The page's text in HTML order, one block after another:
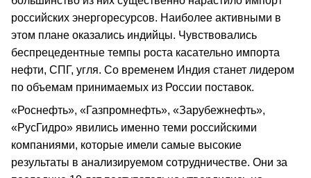
российских энергоресурсов. Наиболее активными в
этом плане оказались индийцы. Чувствовались
беспрецедентные темпы роста касательно импорта
нефти, СПГ, угля. Со временем Индия станет лидером
по объемам принимаемых из России поставок.
«Роснефть», «Газпромнефть», «Зарубежнефть»,
«РусГидро» явились именно теми российскими
компаниями, которые имели самые высокие
результаты в анализируемом сотрудничестве. Они за